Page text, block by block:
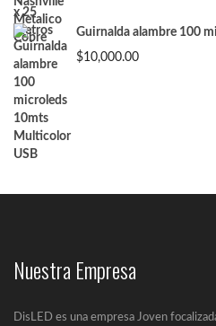
era:
es:
Guirnalda alambre 100
$10,000.00
Nuestra Empresa
DisLED es una empresa Joven